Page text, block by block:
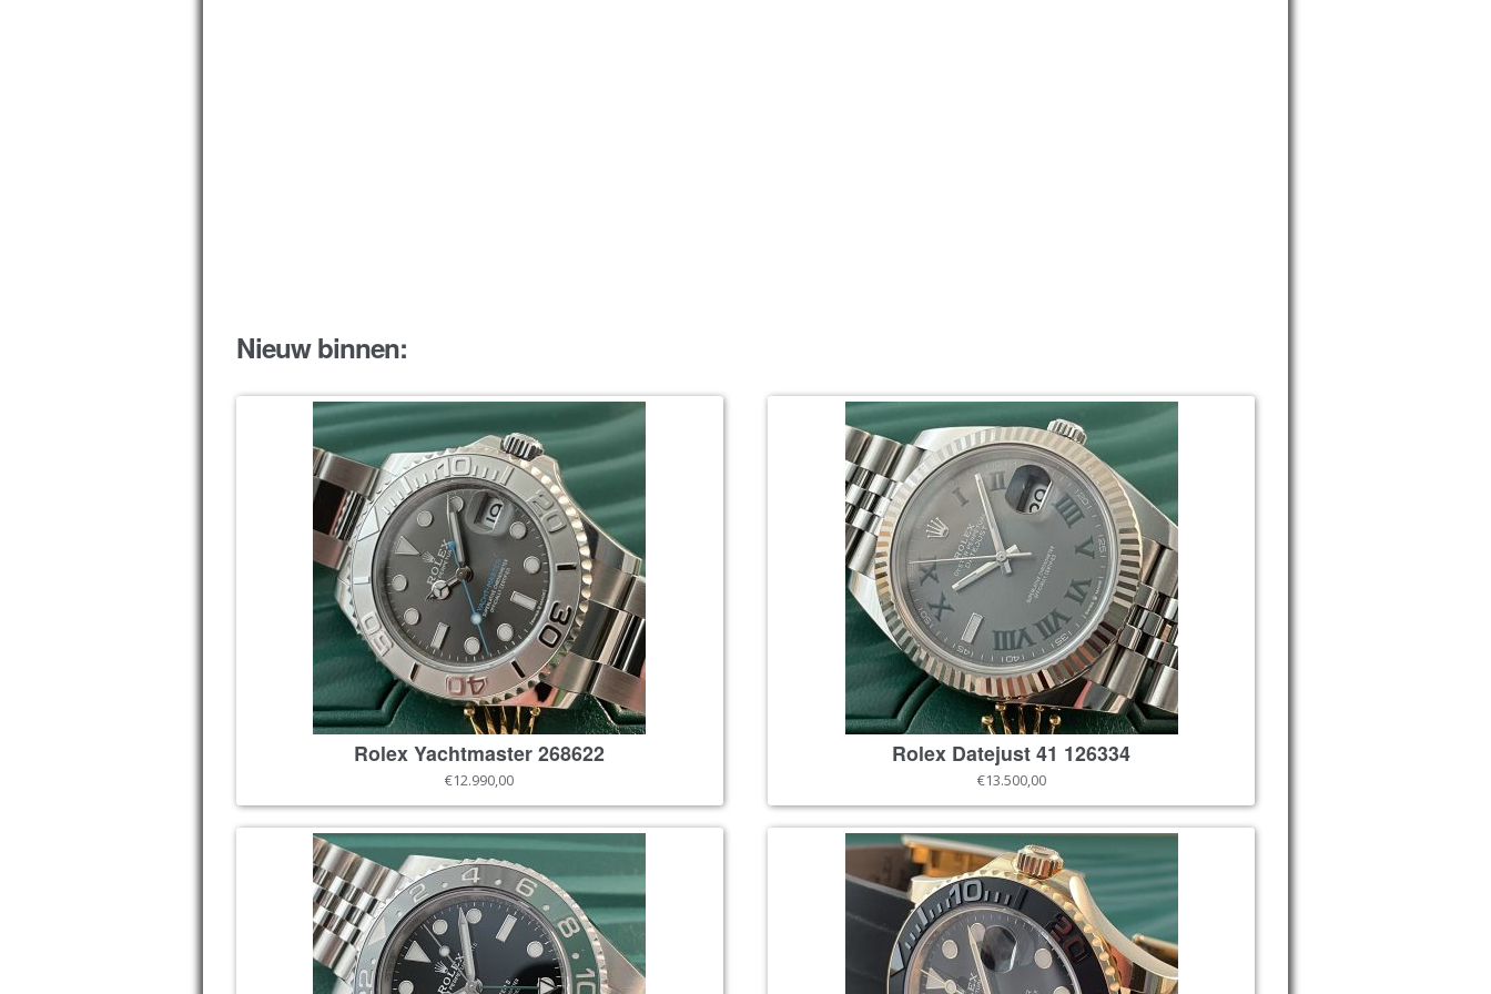
Nieuw binnen:
Rolex Yachtmaster 268622
€12.990,00
Rolex Datejust 41 126334
€13.500,00